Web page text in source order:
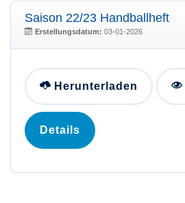
Saison 22/23 Handballheft
Erstellungsdatum: 03-01-2026
Herunterladen
Details